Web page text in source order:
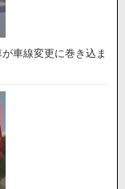
車線変更に巻き込ま